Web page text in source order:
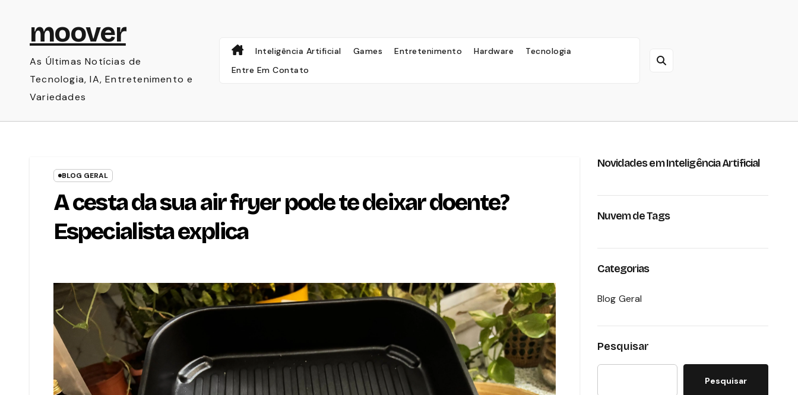
contentmoover
As Últimas Notícias de
Tecnologia, IA, Entretenimento e
Variedades
Inteligência Artificial Games Entretenimento Hardware
Tecnologia
Entre Em Contato
BLOG GERAL
A cesta da sua air fryer pode te deixar doente?
Especialista explica
Novidades em Inteligência Artificial
Nuvem de Tags
Categorias
Blog Geral
Pesquisar
Pesquisar